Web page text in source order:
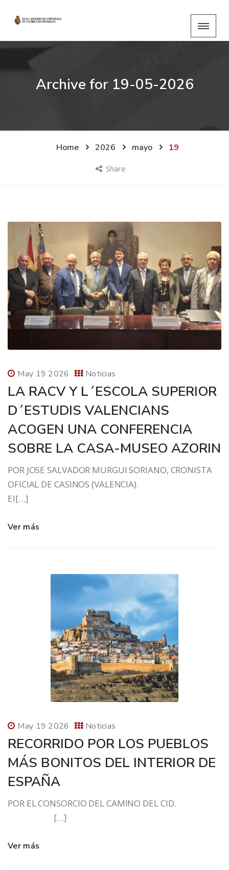
Archive for 19-05-2026
Home 2026 mayo 19
Share
May 19 2026 Noticias
LA RACV Y L´ESCOLA SUPERIOR
D´ESTUDIS VALENCIANS
ACOGEN UNA CONFERENCIA
SOBRE LA CASA-MUSEO AZORIN
POR JOSE SALVADOR MURGUI SORIANO, CRONISTA
OFICIAL DE CASINOS (VALENCIA).
El[…]
Ver más
May 19 2026 Noticias
RECORRIDO POR LOS PUEBLOS
MÁS BONITOS DEL INTERIOR DE
ESPAÑA
POR EL CONSORCIO DEL CAMINO DEL CID.
[…]
Ver más